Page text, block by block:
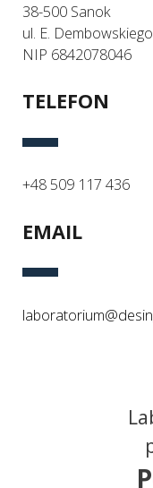
38-500 Sanok
ul. E.
NIP 6842078046
TELEFON
_
+48 509 117 436
EMAIL
_